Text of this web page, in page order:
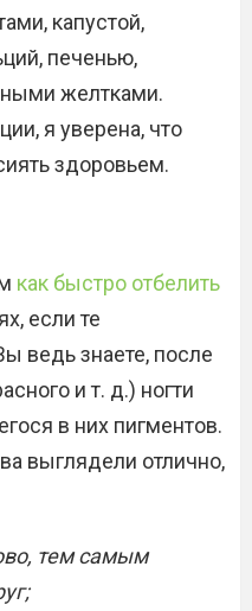
капустой,
печенью,
желтками.
я уверена, что
здоровьем.
как быстро отбелить
если те
ведь знаете, после
и т. д.) ногти
в них пигментов.
выглядели отлично,
тем самым